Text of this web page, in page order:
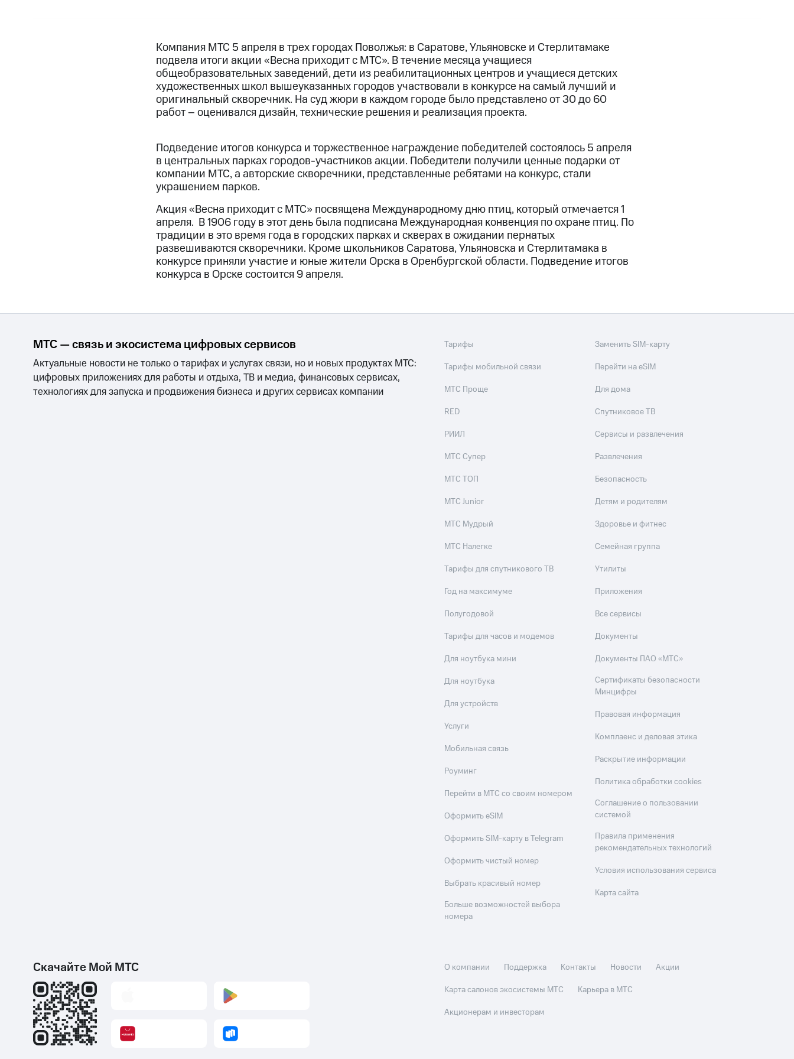
Компания МТС 5 апреля в трех городах Поволжья: в Саратове, Ульяновске и Стерлитамаке
подвела итоги акции «Весна приходит с МТС». В течение месяца учащиеся
общеобразовательных заведений, дети из реабилитационных центров и учащиеся детских
художественных школ вышеуказанных городов участвовали в конкурсе на самый лучший и
оригинальный скворечник. На суд жюри в каждом городе было представлено от 30 до 60
работ – оценивался дизайн, технические решения и реализация проекта.
Подведение итогов конкурса и торжественное награждение победителей состоялось 5 апреля
в центральных парках городов-участников акции. Победители получили ценные подарки от
компании МТС, а авторские скворечники, представленные ребятами на конкурс, стали
украшением парков.
Акция «Весна приходит с МТС» посвящена Международному дню птиц, который отмечается 1
апреля. В 1906 году в этот день была подписана Международная конвенция по охране птиц. По
традиции в это время года в городских парках и скверах в ожидании пернатых
развешиваются скворечники. Кроме школьников Саратова, Ульяновска и Стерлитамака в
конкурсе приняли участие и юные жители Орска в Оренбургской области. Подведение итогов
конкурса в Орске состоится 9 апреля.
МТС — связь и экосистема цифровых сервисов
Актуальные новости не только о тарифах и услугах связи, но и новых продуктах МТС:
цифровых приложениях для работы и отдыха, ТВ и медиа, финансовых сервисах,
технологиях для запуска и продвижения бизнеса и других сервисах компании
Тарифы
Тарифы мобильной связи
МТС Проще
RED
РИИЛ
МТС Супер
МТС ТОП
МТС Junior
МТС Мудрый
МТС Налегке
Тарифы для спутникового ТВ
Год на максимуме
Полугодовой
Тарифы для часов и модемов
Для ноутбука мини
Для ноутбука
Для устройств
Услуги
Мобильная связь
Роуминг
Перейти в МТС со своим номером
Оформить eSIM
Оформить SIM-карту в Telegram
Оформить чистый номер
Выбрать красивый номер
Больше возможностей выбора
номера
Заменить SIM-карту
Перейти на eSIM
Для дома
Спутниковое ТВ
Сервисы и развлечения
Развлечения
Безопасность
Детям и родителям
Здоровье и фитнес
Семейная группа
Утилиты
Приложения
Все сервисы
Документы
Документы ПАО «МТС»
Сертификаты безопасности
Минцифры
Правовая информация
Комплаенс и деловая этика
Раскрытие информации
Политика обработки cookies
Соглашение о пользовании
системой
Правила применения
рекомендательных технологий
Условия использования сервиса
Карта сайта
Скачайте Мой МТС О компании Поддержка Контакты Новости
Акции
Карта салонов экосистемы МТС
Карьера в МТС
Акционерам и инвесторам